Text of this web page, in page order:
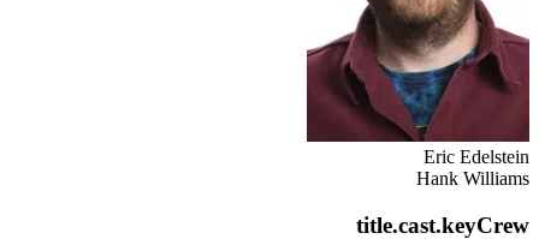
Eric Edelstein
Hank Williams
title.cast.keyCrew